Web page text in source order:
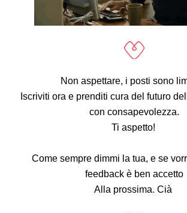
Non aspettare, i posti sono
Iscriviti ora e prenditi cura del futuro
con consapevolezza.
Ti aspetto!
Come sempre dimmi la tua, e se
feedback è ben accetto
Alla prossima. Cià